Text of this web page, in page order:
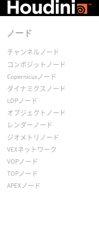
ノード
チャンネルノード
コンポジットノード
Copernicusノード
ダイナミクスノード
LOPノード
オブジェクトノード
レンダーノード
ジオメトリノード
VEXネットワーク
VOPノード
TOPノード
APEXノード